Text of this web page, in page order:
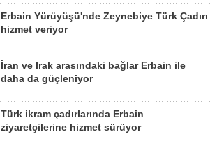
Erbain Yürüyüşü'nde Zeynebiye Türk Çadırı
hizmet veriyor
İran ve Irak arasındaki bağlar Erbain ile
daha da güçleniyor
Türk ikram çadırlarında Erbain
ziyaretçilerine hizmet sürüyor